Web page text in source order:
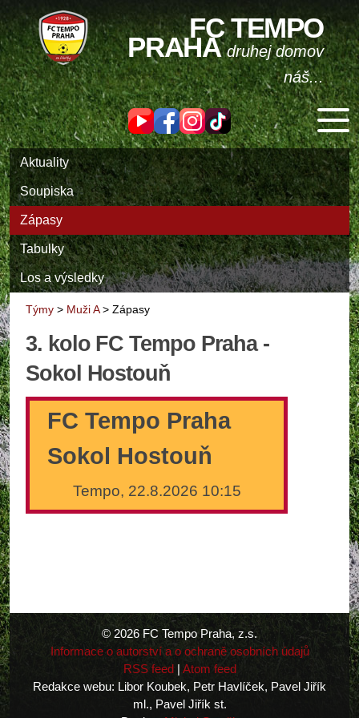
FC TEMPO
PRAHAdruhej domov
náš...
Aktuality
Soupiska
Zápasy
Tabulky
Los a výsledky
Týmy > Muži A> Zápasy
3. kolo FC Tempo Praha -
Sokol Hostouň
FC Tempo Praha
Sokol Hostouň
Tempo, 22.8.2026 10:15
© 2026 FC Tempo Praha, z.s.
Informace o autorství a o ochraně osobních údajů
RSS feed| Atom feed
Redakce webu: Libor Koubek, Petr Havlíček, Pavel Jiřík
ml., Pavel Jiřík st.